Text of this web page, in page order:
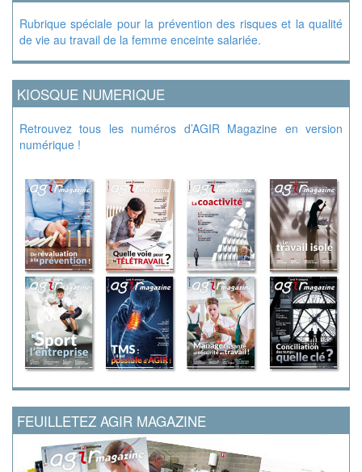
Rubrique spéciale pour la prévention des risques et la qualité
de vie au travail de la femme enceinte salariée.
KIOSQUE NUMERIQUE
Retrouvez tous les numéros d’AGIR Magazine en version
numérique !
FEUILLETEZ AGIR MAGAZINE